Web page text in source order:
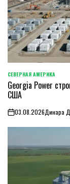
ОПУБЛИКОВАНО
В
СЕВЕРНАЯ АМЕРИКА
Georgia Power
США
on03.08.2026Динара